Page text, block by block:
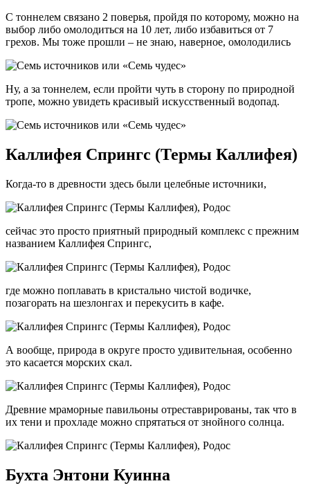
С тоннелем связано 2 поверья, пройдя по которому, можно на
выбор либо омолодиться на 10 лет, либо избавиться от 7
грехов. Мы тоже прошли – не знаю, наверное, омолодились
Ну, а за тоннелем, если пройти чуть в сторону по природной
тропе, можно увидеть красивый искусственный водопад.
Каллифея Спрингс (Термы Каллифея)
Когда-то в древности здесь были целебные источники,
сейчас это просто приятный природный комплекс с прежним
названием Каллифея Спрингс,
где можно поплавать в кристально чистой водичке,
позагорать на шезлонгах и перекусить в кафе.
А вообще, природа в округе просто удивительная, особенно
это касается морских скал.
Древние мраморные павильоны отреставрированы, так что в
их тени и прохладе можно спрятаться от знойного солнца.
Бухта Энтони Куинна